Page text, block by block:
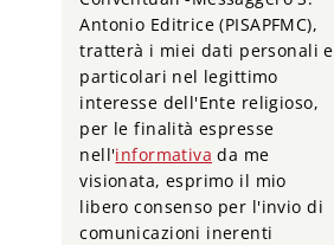
Antonio Editrice (PISAPFMC),
tratterà i miei dati personali e
particolari nel legittimo
interesse dell'Ente religioso,
per le finalità espresse
nell'informativa da me
visionata, esprimo il mio
libero consenso per l'invio di
comunicazioni inerenti